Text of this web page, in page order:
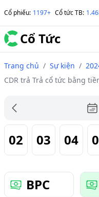
Cổ phiếu: 1197+ Cổ tức TB:
Cổ Tức
Trang chủ / Sự kiện /
CDR trả Trả cổ tức bằng
02 03 04
BPC